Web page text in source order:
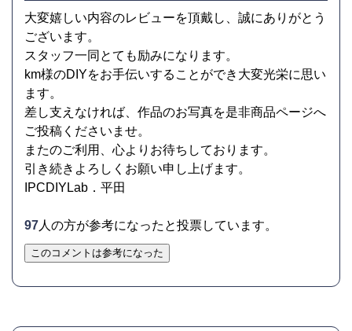
大変嬉しい内容のレビューを頂戴し、誠にありがとう
ございます。
スタッフ一同とても励みになります。
km様のDIYをお手伝いすることができ大変光栄に思い
ます。
差し支えなければ、作品のお写真を是非商品ページへ
ご投稿くださいませ。
またのご利用、心よりお待ちしております。
引き続きよろしくお願い申し上げます。
IPCDIYLab．平田
97人の方が参考になったと投票しています。
このコメントは参考になった